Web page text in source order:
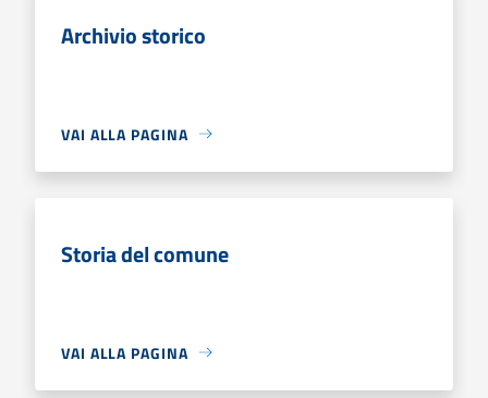
Archivio storico
VAI ALLA PAGINA
Storia del comune
VAI ALLA PAGINA